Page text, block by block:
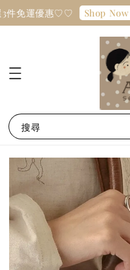
件免運優惠♡♡ Shop Now
搜尋